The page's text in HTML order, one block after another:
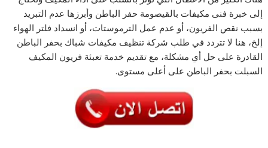
إلى خبرة فنى مكيفات بالقيصومة حفر الباطن وأبرزها عدم التبريد
بسبب نقص الفريون، أو عدم عمل الترموستات، أو انسداد فلتر الهواء
إلخ، هنا لا تتردد في طلب شركة تنظيف مكيفات شباك بحفر الباطن
القادرة على حل أي مشكلة، مع تقديم خدمة تعبئة فريون المكيف
السبلت بحفر الباطن على أعلى مستوى.